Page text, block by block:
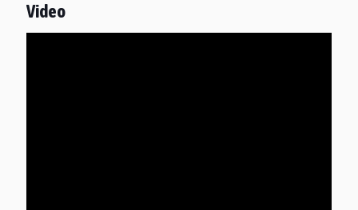
Video